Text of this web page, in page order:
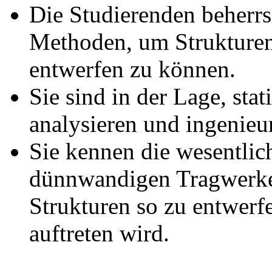
Die Studierenden
Methoden, um
entwerfen zu können.
Sie sind in der Lage,
analysieren und
Sie kennen die
dünnwandigen
Strukturen so zu
auftreten wird.